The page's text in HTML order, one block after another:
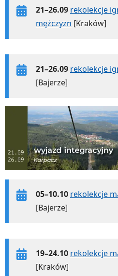
21–26.09 rekolekcje
mężczyzn [Kraków]
21–26.09 rekolekcje
[Bajerze]
05–10.10 rekolekcje
[Bajerze]
19–24.10 rekolekcje
[Kraków]